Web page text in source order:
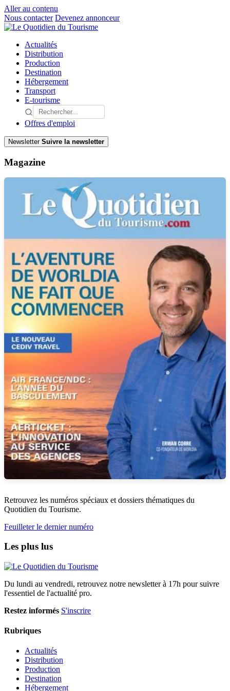
Aller au contenu
Nous contacter Devenez annonceur
Actualités
Distribution
Production
Destination
Hébergement
Transport
E-tourisme
Offres d'emploi
Newsletter Suivre la newsletter
Magazine
Retrouvez les numéros spéciaux et dossiers thématiques du
Quotidien du Tourisme.
Feuilleter le dernier numéro
Les plus lus
Du lundi au vendredi, retrouvez notre newsletter à 17h pour suivre
l'essentiel de l'actualité pro.
Restez informés S'inscrire
Rubriques
Actualités
Distribution
Production
Destination
Hébergement